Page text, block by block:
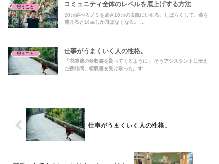
思うこと コミュニティ全体のレベルを底上げする方法
20㎝跳べるノミを高さ10㎝の虫籠にいれる。しばらくして、蓋を
開けると10㎝しか飛ばなくなる。 ...
思うこと 仕事がうまくいく人の性格。
「衣装費の領収書を貰ってくるように」 そうアシスタントに伝え
た数時間、領収書を受け取った。す...
仕事がうまくいく人の性格。